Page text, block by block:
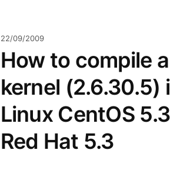
22/09/2009
How to compile
kernel (2.6.30.5)
Linux CentOS
Red Hat 5.3